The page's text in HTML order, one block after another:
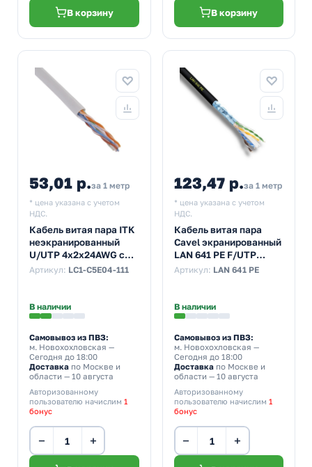
В корзину В корзину
53,01 р.за 1 метр
* цена указана с учетом
НДС.
Кабель витая пара ITK
неэкранированный
U/UTP 4х2х24AWG cat
5e solid серый [305м]
Артикул: LC1-C5E04-111
В наличии
Самовывоз из ПВЗ:
м. Новохохловская —
Сегодня до 18:00
Доставка по Москве и
области — 10 августа
Авторизованному
пользователю начислим 1
бонус
− +
123,47 р.за 1 метр
* цена указана с учетом
НДС.
Кабель витая пара
Cavel экранированный
LAN 641 PE F/UTP
4x2xAWG23/1 cat 6 PVC
Артикул: LAN 641 PE
В наличии
Самовывоз из ПВЗ:
м. Новохохловская —
Сегодня до 18:00
Доставкапо Москве и
области — 10 августа
Авторизованному
пользователю начислим 1
бонус
− +